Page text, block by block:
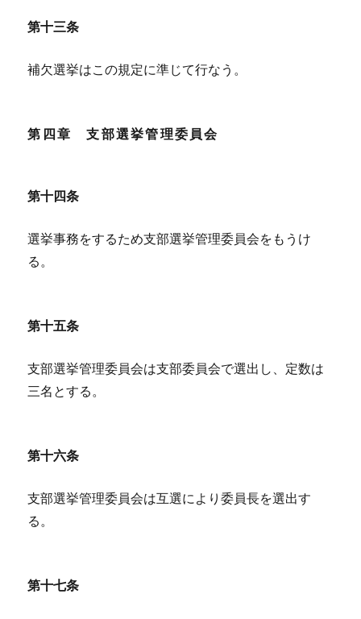
第十三条
補欠選挙はこの規定に準じて行なう。
第四章 支部選挙管理委員会
第十四条
選挙事務をするため支部選挙管理委員会をもうけ
る。
第十五条
支部選挙管理委員会は支部委員会で選出し、定数は
三名とする。
第十六条
支部選挙管理委員会は互選により委員長を選出す
る。
第十七条